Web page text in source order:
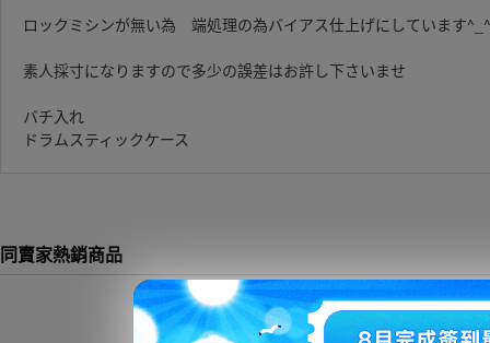
ロックミシンが無い為 端処理の為バイアス仕上げにしています^_^
素人採寸になりますので多少の誤差はお許し下さいませ
バチ入れ
ドラムスティックケース
同賣家熱銷商品